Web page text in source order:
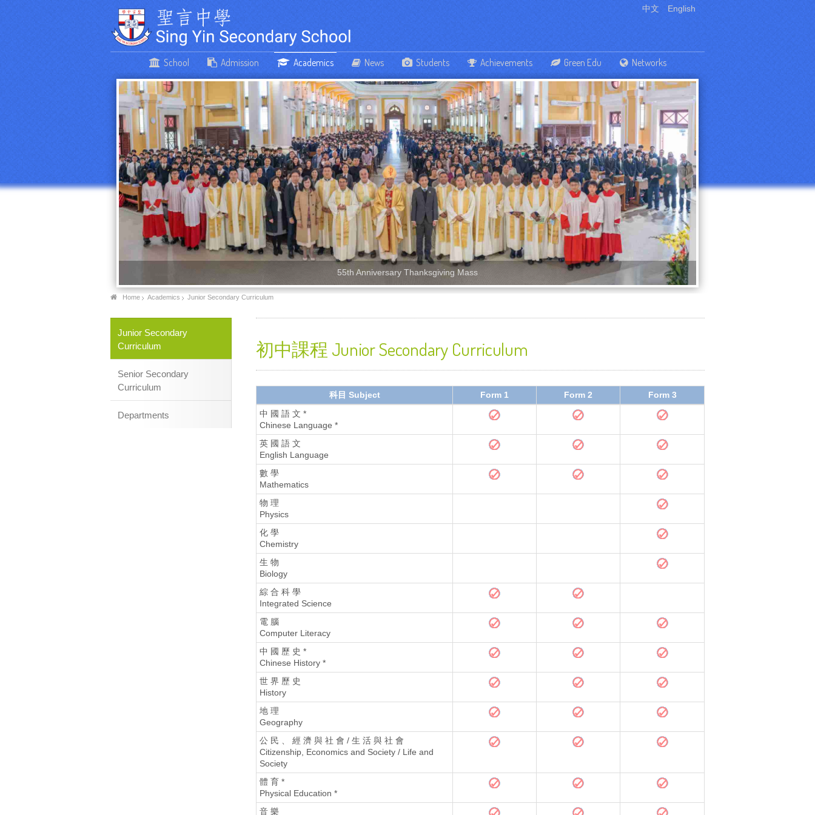
中文 English
School Admission Academics News Students Achievements Green Edu Networks
55th Anniversary Thanksgiving Mass
Home Academics Junior Secondary Curriculum
Junior Secondary
Curriculum
Senior Secondary
Curriculum
Departments
初中課程 Junior Secondary Curriculum
科目 Subject Form 1 Form 2 Form 3
中 國 語 文 *
Chinese Language *
英 國 語 文
English Language
數 學
Mathematics
物 理
Physics
化 學
Chemistry
生 物
Biology
綜 合 科 學
Integrated Science
電 腦
Computer Literacy
中 國 歷 史 *
Chinese History *
世 界 歷 史
History
地 理
Geography
公 民 、 經 濟 與 社 會 / 生 活 與 社 會
Citizenship, Economics and Society / Life and
Society
體 育 *
Physical Education *
音 樂